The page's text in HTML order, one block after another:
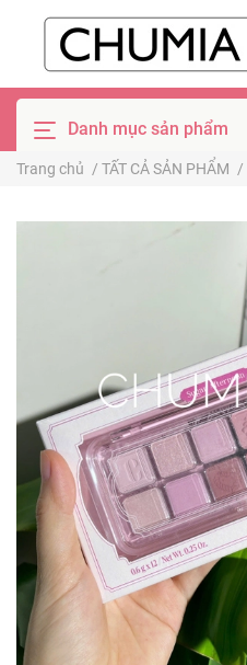
Danh mục sản phẩm
Trang chủ / TẤT CẢ SẢN PHẨM /